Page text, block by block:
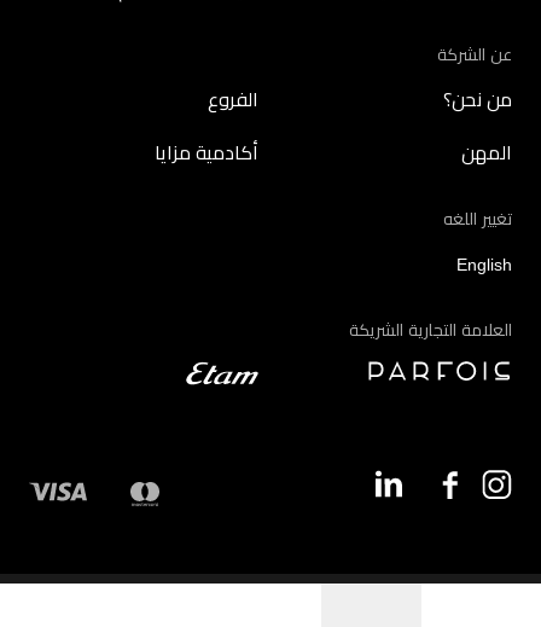
عن الشركة
من نحن؟ الفروع
المهن أكادمية مزايا
تغيير اللغه
English
العلامة التجارية الشريكة